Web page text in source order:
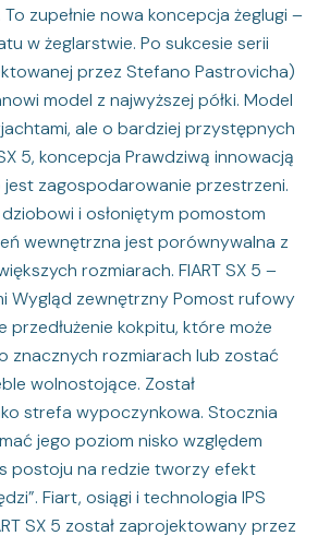
To zupełnie nowa koncepcja żeglugi –
w żeglarstwie. Po sukcesie serii
przez Stefano Pastrovicha)
model z najwyższej półki. Model
ale o bardziej przystępnych
5, koncepcja Prawdziwą innowacją
jest zagospodarowanie przestrzeni.
i osłoniętym pomostom
wewnętrzna jest porównywalna z
rozmiarach. FIART SX 5 –
Wygląd zewnętrzny Pomost rufowy
przedłużenie kokpitu, które może
znacznych rozmiarach lub zostać
wolnostojące. Został
strefa wypoczynkowa. Stocznia
jego poziom nisko względem
postoju na redzie tworzy efekt
Fiart, osiągi i technologia IPS
SX 5 został zaprojektowany przez